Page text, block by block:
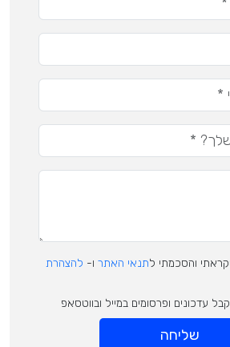
והסכמתי לתנאי האתר ו- להצהרת
עדכונים ופרסומים במייל ובווטסאפ
שליחה